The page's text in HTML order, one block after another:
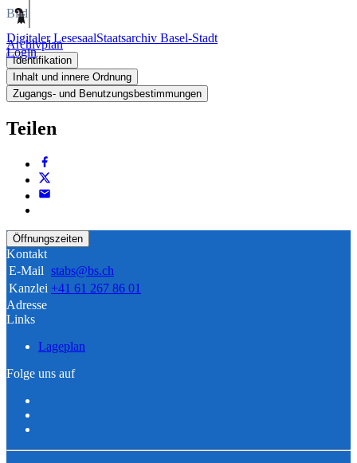
Digitaler LesesaalStaatsarchiv Basel-Stadt
Login
Bild
Archivplan
Identifikation
Inhalt und innere Ordnung
Zugangs- und Benutzungsbestimmungen
Teilen
Öffnungszeiten
Kontakt
E-Mail stabs@bs.ch
Kanzlei +41 61 267 86 01
Adresse
Links
Lageplan
Folge uns auf